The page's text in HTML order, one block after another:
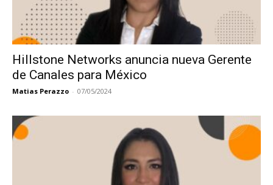
Hillstone Networks anuncia nueva Gerente
de Canales para México
Matias Perazzo - 07/05/2024